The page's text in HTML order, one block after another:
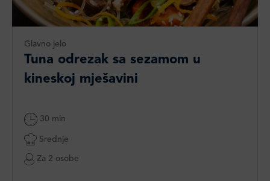
Glavno jelo
Tuna odrezak sa sezamom u
kineskoj mješavini
30 min
Srednje
Za 2 osobe